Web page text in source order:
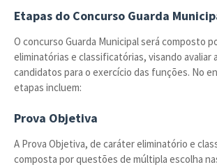
Etapas do Concurso Guarda
O concurso Guarda Municipal será composto
eliminatórias e classificatórias, visando avaliar
candidatos para o exercício das funções. No
etapas incluem:
Prova Objetiva
A Prova Objetiva, de caráter eliminatório e
composta por questões de múltipla escolha